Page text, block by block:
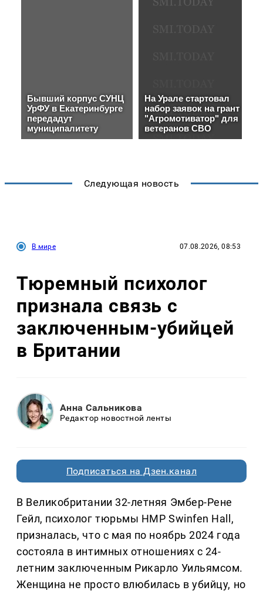
Следующая новость
В мире 07.08.2026, 08:53
Тюремный психолог
признала связь с
заключенным-убийцей
в Британии
Анна Сальникова
Редактор новостной ленты
Подписаться на Дзен.канал
В Великобритании 32-летняя Эмбер-Рене
Гейл, психолог тюрьмы HMP Swinfen Hall,
призналась, что с мая по ноябрь 2024 года
состояла в интимных отношениях с 24-
летним заключенным Рикарло Уильямсом.
Женщина не просто влюбилась в убийцу, но